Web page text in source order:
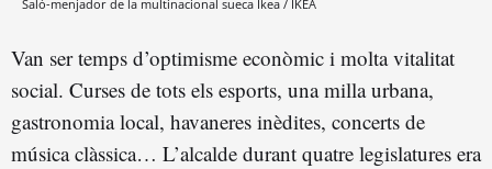
Saló-menjador de la multinacional sueca Ikea / IKEA
Van ser temps d’optimisme econòmic i molta vitalitat
social. Curses de tots els esports, una milla urbana,
gastronomia local, havaneres inèdites, concerts de
música clàssica… L’alcalde durant quatre legislatures era